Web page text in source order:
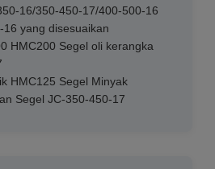
16/350-450-17/400-500-16
yang disesuaikan
HMC200 Segel oli kerangka
HMC125 Segel Minyak
Segel JC-350-450-17